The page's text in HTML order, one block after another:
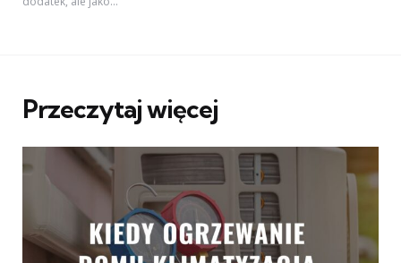
Przeczytaj więcej